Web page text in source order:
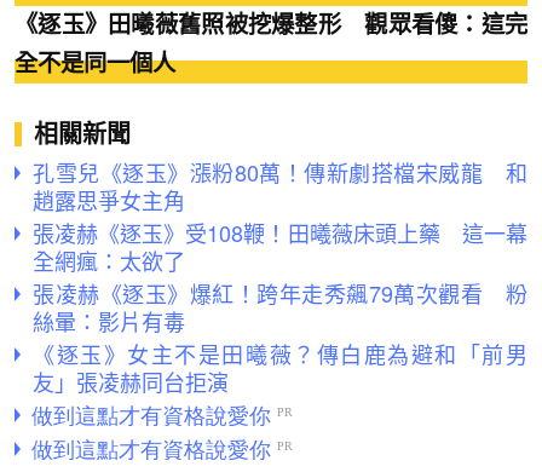
《逐玉》田曦薇舊照被挖爆整形 觀眾看傻：這完
全不是同一個人
相關新聞
孔雪兒《逐玉》漲粉80萬！傳新劇搭檔宋威龍 和
趙露思爭女主角
張凌赫《逐玉》受108鞭！田曦薇床頭上藥 這一幕
全網瘋：太欲了
張凌赫《逐玉》爆紅！跨年走秀飆79萬次觀看 粉
絲暈：影片有毒
《逐玉》女主不是田曦薇？傳白鹿為避和「前男
友」張凌赫同台拒演